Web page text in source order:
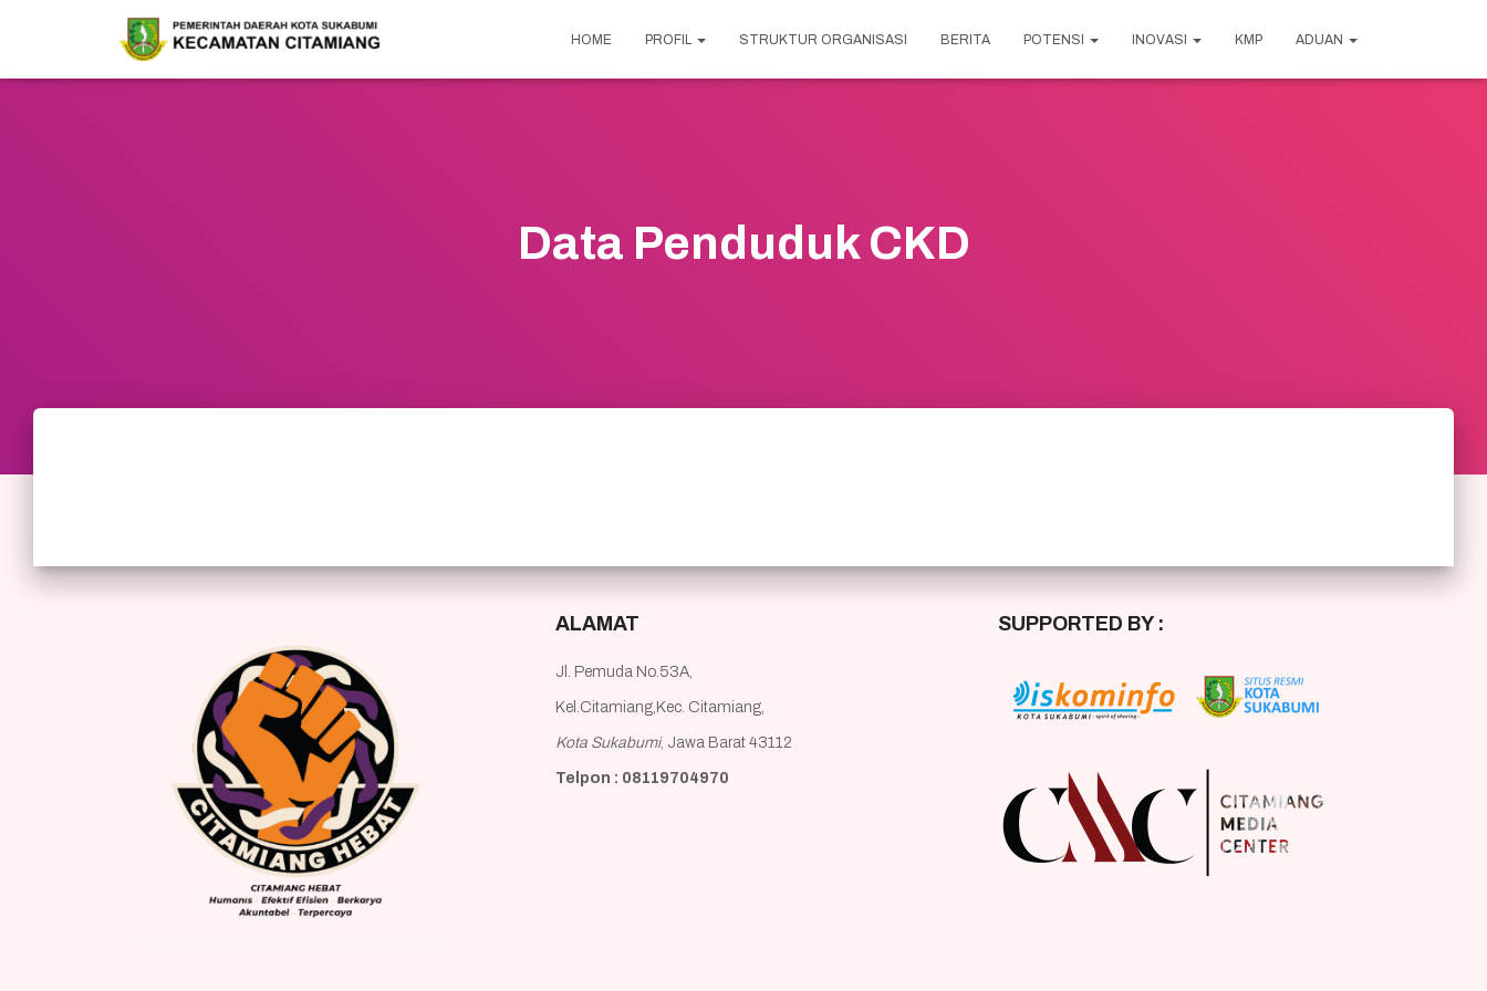
HOME PROFIL STRUKTUR ORGANISASI BERITA POTENSI INOVASI KMP ADUAN
Data Penduduk CKD
ALAMAT
Jl. Pemuda No.53A,
Kel.Citamiang,Kec. Citamiang,
Kota Sukabumi, Jawa Barat 43112
Telpon : 08119704970
SUPPORTED BY :